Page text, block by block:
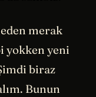
merak
yokken yeni
biraz
Bunun